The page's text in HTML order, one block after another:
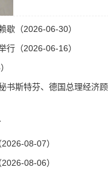
歇（2026-06-30）
行（2026-06-16）
书斯特芬、德国总理经济
08-07）
08-06）